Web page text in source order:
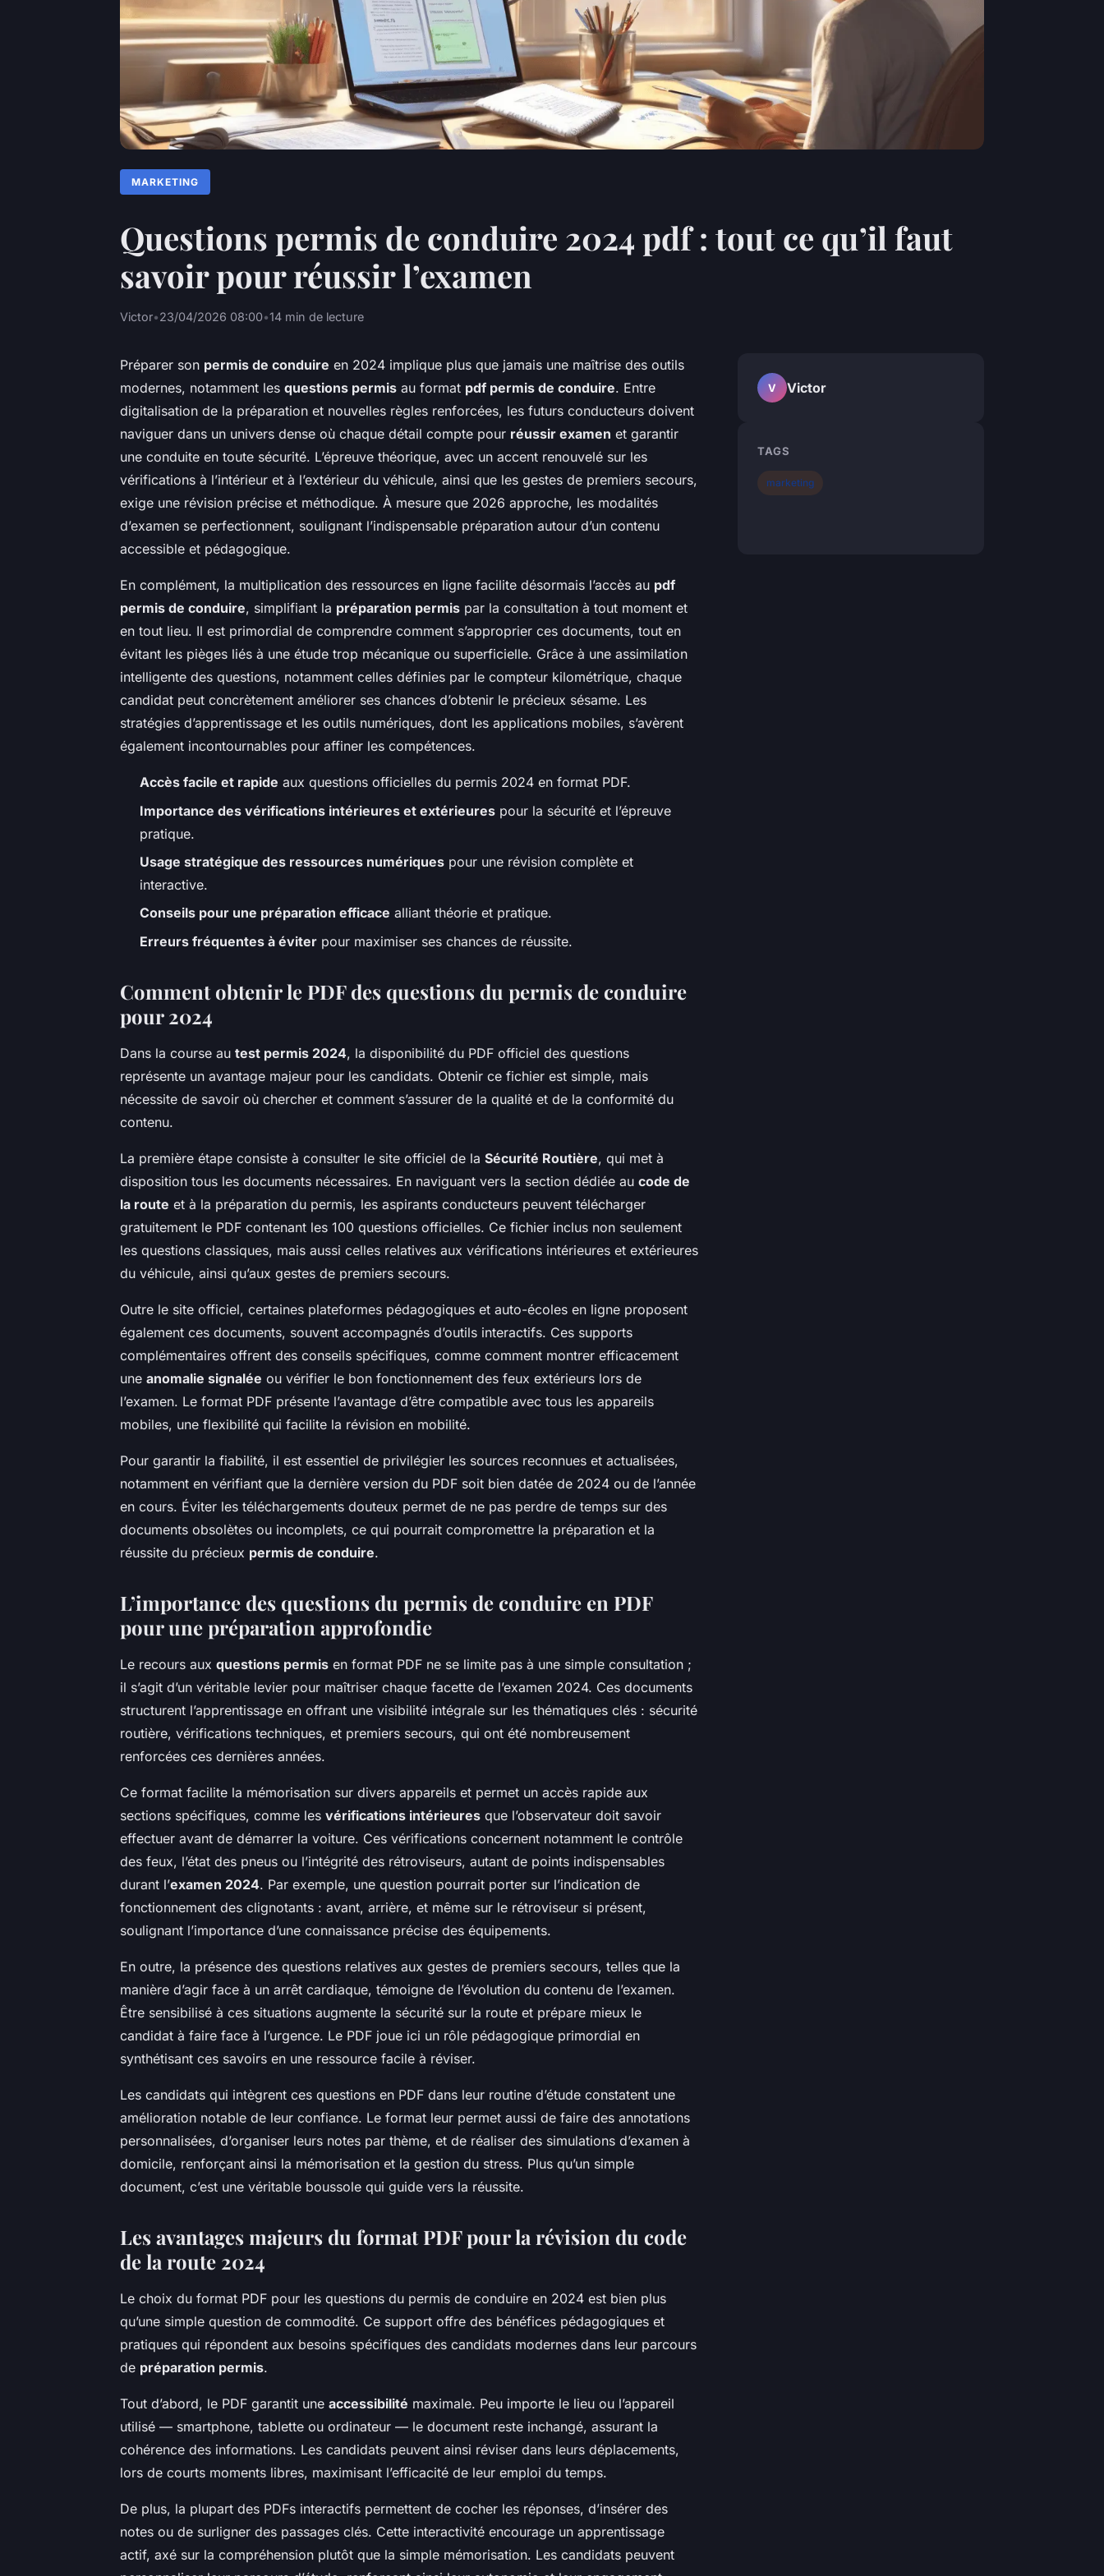
MARKETING
Questions permis de conduire 2024 pdf : tout ce qu’il faut
savoir pour réussir l’examen
Victor•23/04/2026 08:00•14 min de lecture
Préparer son permis de conduire en 2024 implique plus que jamais une maîtrise des outils
modernes, notamment les questions permis au format pdf permis de conduire. Entre
digitalisation de la préparation et nouvelles règles renforcées, les futurs conducteurs doivent
naviguer dans un univers dense où chaque détail compte pour réussir examen et garantir
une conduite en toute sécurité. L’épreuve théorique, avec un accent renouvelé sur les
vérifications à l’intérieur et à l’extérieur du véhicule, ainsi que les gestes de premiers secours,
exige une révision précise et méthodique. À mesure que 2026 approche, les modalités
d’examen se perfectionnent, soulignant l’indispensable préparation autour d’un contenu
accessible et pédagogique.
En complément, la multiplication des ressources en ligne facilite désormais l’accès au pdf
permis de conduire, simplifiant la préparation permis par la consultation à tout moment et
en tout lieu. Il est primordial de comprendre comment s’approprier ces documents, tout en
évitant les pièges liés à une étude trop mécanique ou superficielle. Grâce à une assimilation
intelligente des questions, notamment celles définies par le compteur kilométrique, chaque
candidat peut concrètement améliorer ses chances d’obtenir le précieux sésame. Les
stratégies d’apprentissage et les outils numériques, dont les applications mobiles, s’avèrent
également incontournables pour affiner les compétences.
Accès facile et rapide aux questions officielles du permis 2024 en format PDF.
Importance des vérifications intérieures et extérieures pour la sécurité et l’épreuve
pratique.
Usage stratégique des ressources numériques pour une révision complète et
interactive.
Conseils pour une préparation efficace alliant théorie et pratique.
Erreurs fréquentes à éviter pour maximiser ses chances de réussite.
Comment obtenir le PDF des questions du permis de conduire
pour 2024
Dans la course au test permis 2024, la disponibilité du PDF officiel des questions
représente un avantage majeur pour les candidats. Obtenir ce fichier est simple, mais
nécessite de savoir où chercher et comment s’assurer de la qualité et de la conformité du
contenu.
La première étape consiste à consulter le site officiel de la Sécurité Routière, qui met à
disposition tous les documents nécessaires. En naviguant vers la section dédiée au code de
la route et à la préparation du permis, les aspirants conducteurs peuvent télécharger
gratuitement le PDF contenant les 100 questions officielles. Ce fichier inclus non seulement
les questions classiques, mais aussi celles relatives aux vérifications intérieures et extérieures
du véhicule, ainsi qu’aux gestes de premiers secours.
Outre le site officiel, certaines plateformes pédagogiques et auto-écoles en ligne proposent
également ces documents, souvent accompagnés d’outils interactifs. Ces supports
complémentaires offrent des conseils spécifiques, comme comment montrer efficacement
une anomalie signalée ou vérifier le bon fonctionnement des feux extérieurs lors de
l’examen. Le format PDF présente l’avantage d’être compatible avec tous les appareils
mobiles, une flexibilité qui facilite la révision en mobilité.
Pour garantir la fiabilité, il est essentiel de privilégier les sources reconnues et actualisées,
notamment en vérifiant que la dernière version du PDF soit bien datée de 2024 ou de l’année
en cours. Éviter les téléchargements douteux permet de ne pas perdre de temps sur des
documents obsolètes ou incomplets, ce qui pourrait compromettre la préparation et la
réussite du précieux permis de conduire.
L’importance des questions du permis de conduire en PDF
pour une préparation approfondie
Le recours aux questions permis en format PDF ne se limite pas à une simple consultation ;
il s’agit d’un véritable levier pour maîtriser chaque facette de l’examen 2024. Ces documents
structurent l’apprentissage en offrant une visibilité intégrale sur les thématiques clés : sécurité
routière, vérifications techniques, et premiers secours, qui ont été nombreusement
renforcées ces dernières années.
Ce format facilite la mémorisation sur divers appareils et permet un accès rapide aux
sections spécifiques, comme les vérifications intérieures que l’observateur doit savoir
effectuer avant de démarrer la voiture. Ces vérifications concernent notamment le contrôle
des feux, l’état des pneus ou l’intégrité des rétroviseurs, autant de points indispensables
durant l’examen 2024. Par exemple, une question pourrait porter sur l’indication de
fonctionnement des clignotants : avant, arrière, et même sur le rétroviseur si présent,
soulignant l’importance d’une connaissance précise des équipements.
En outre, la présence des questions relatives aux gestes de premiers secours, telles que la
manière d’agir face à un arrêt cardiaque, témoigne de l’évolution du contenu de l’examen.
Être sensibilisé à ces situations augmente la sécurité sur la route et prépare mieux le
candidat à faire face à l’urgence. Le PDF joue ici un rôle pédagogique primordial en
synthétisant ces savoirs en une ressource facile à réviser.
Les candidats qui intègrent ces questions en PDF dans leur routine d’étude constatent une
amélioration notable de leur confiance. Le format leur permet aussi de faire des annotations
personnalisées, d’organiser leurs notes par thème, et de réaliser des simulations d’examen à
domicile, renforçant ainsi la mémorisation et la gestion du stress. Plus qu’un simple
document, c’est une véritable boussole qui guide vers la réussite.
Les avantages majeurs du format PDF pour la révision du code
de la route 2024
Le choix du format PDF pour les questions du permis de conduire en 2024 est bien plus
qu’une simple question de commodité. Ce support offre des bénéfices pédagogiques et
pratiques qui répondent aux besoins spécifiques des candidats modernes dans leur parcours
de préparation permis.
Tout d’abord, le PDF garantit une accessibilité maximale. Peu importe le lieu ou l’appareil
utilisé — smartphone, tablette ou ordinateur — le document reste inchangé, assurant la
cohérence des informations. Les candidats peuvent ainsi réviser dans leurs déplacements,
lors de courts moments libres, maximisant l’efficacité de leur emploi du temps.
De plus, la plupart des PDFs interactifs permettent de cocher les réponses, d’insérer des
notes ou de surligner des passages clés. Cette interactivité encourage un apprentissage
actif, axé sur la compréhension plutôt que la simple mémorisation. Les candidats peuvent
V Victor
TAGS
marketing